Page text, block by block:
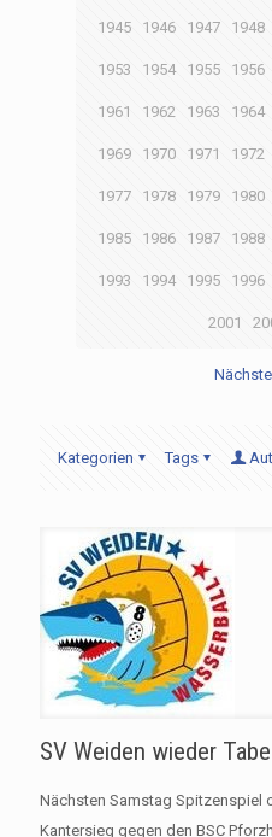
1945 1946 1947 1948
1953 1954 1955 1956
1961 1962 1963 1964
1969 1970 1971 1972
1977 1978 1979 1980
1985 1986 1987 1988
1993 1994 1995 1996
2001
Kategorien Tags
SV Weiden wieder
Nächsten Samstag Spitzenspiel
Kantersieg gegen den BSC